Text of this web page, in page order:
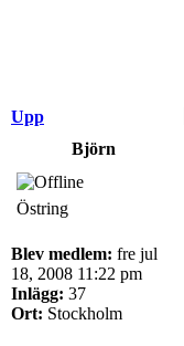
Upp
Björn
Östring
Blev medlem: fre jul
18, 2008 11:22 pm
Inlägg: 37
Ort: Stockholm